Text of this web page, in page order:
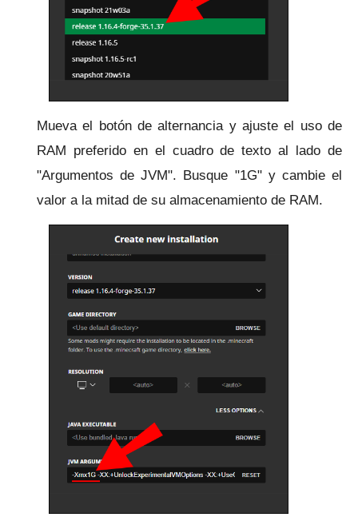
Mueva el botón de alternancia y ajuste el uso de
RAM preferido en el cuadro de texto al lado de
"Argumentos de JVM". Busque "1G" y cambie el
valor a la mitad de su almacenamiento de RAM.